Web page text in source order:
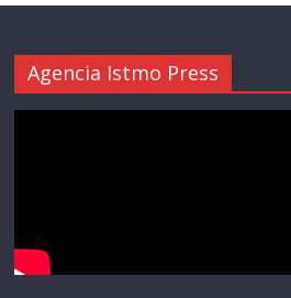
Agencia Istmo Press